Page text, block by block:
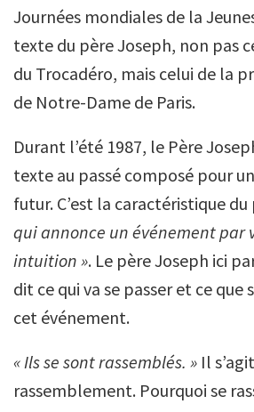
Journées mondiales de la
texte du père Joseph, non pas
du Trocadéro, mais celui de la
de Notre-Dame de Paris.
Durant l’été 1987, le Père
texte au passé composé pour
futur. C’est la caractéristique
qui annonce un événement par
intuition ». Le père Joseph ici
dit ce qui va se passer et ce que
cet événement.
« Ils se sont rassemblés. » Il
rassemblement. Pourquoi se